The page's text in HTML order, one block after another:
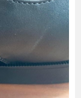
ュース
キル